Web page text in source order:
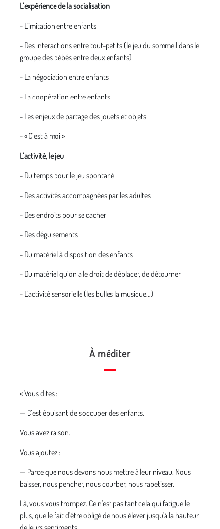
L’expérience de la socialisation
- L’imitation entre enfants
- Des interactions entre tout-petits (le jeu du sommeil dans le
groupe des bébés entre deux enfants)
- La négociation entre enfants
- La coopération entre enfants
- Les enjeux de partage des jouets et objets
- « C’est à moi »
L’activité, le jeu
- Du temps pour le jeu spontané
- Des activités accompagnées par les adultes
- Des endroits pour se cacher
- Des déguisements
- Du matériel à disposition des enfants
- Du matériel qu’on a le droit de déplacer, de détourner
- L’activité sensorielle (les bulles la musique…)
À méditer
« Vous dites :
— C’est épuisant de s'occuper des enfants.
Vous avez raison.
Vous ajoutez :
— Parce que nous devons nous mettre à leur niveau. Nous
baisser, nous pencher, nous courber, nous rapetisser.
Là, vous vous trompez. Ce n'est pas tant cela qui fatigue le
plus, que le fait d'être obligé de nous élever jusqu'à la hauteur
de leurs sentiments.